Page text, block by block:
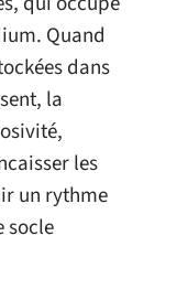
Quand
dans
la
les
un rythme
socle